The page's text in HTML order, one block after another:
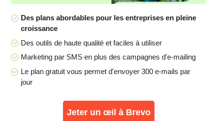
Des plans abordables pour les entreprises en pleine
croissance
Des outils de haute qualité et faciles à utiliser
Marketing par SMS en plus des campagnes d'e-mailing
Le plan gratuit vous permet d'envoyer 300 e-mails par
jour
Jeter un œil à Brevo